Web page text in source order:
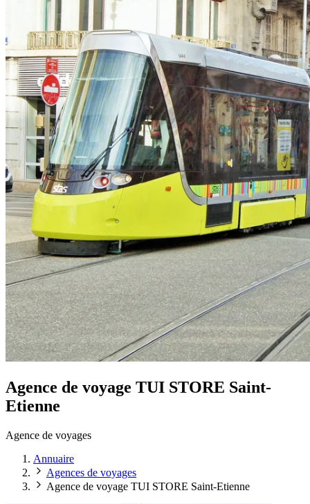
Agence de voyage TUI STORE Saint-
Etienne
Agence de voyages
Annuaire
Agences de voyages
Agence de voyage TUI STORE Saint-Etienne